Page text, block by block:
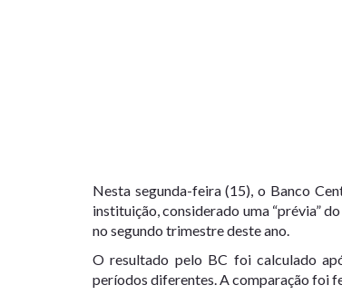
Nesta segunda-feira (15), o Banco
instituição, considerado uma “prévia”
no segundo trimestre deste ano.
O resultado pelo BC foi calculado
períodos diferentes. A comparação foi